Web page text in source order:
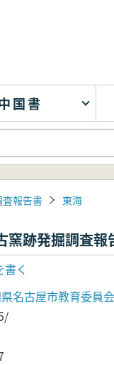
国書
報告書 東海
窯跡発掘調査報
書く
名古屋市教育委員会